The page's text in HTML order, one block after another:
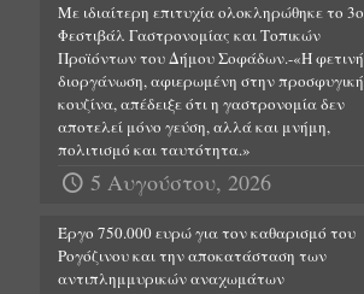
Με ιδιαίτερη επιτυχία ολοκληρώθηκε το 3ο
Φεστιβάλ Γαστρονομίας και Τοπικών
Προϊόντων του Δήμου Σοφάδων.-«Η φετινή
διοργάνωση, αφιερωμένη στην προσφυγική
κουζίνα, απέδειξε ότι η γαστρονομία δεν
αποτελεί μόνο γεύση, αλλά και μνήμη,
πολιτισμό και ταυτότητα.»
5 Αυγούστου, 2026
Έργο 750.000 ευρώ για τον καθαρισμό του
Ρογόζινου και την αποκατάσταση των
αντιπλημμυρικών αναχωμάτων